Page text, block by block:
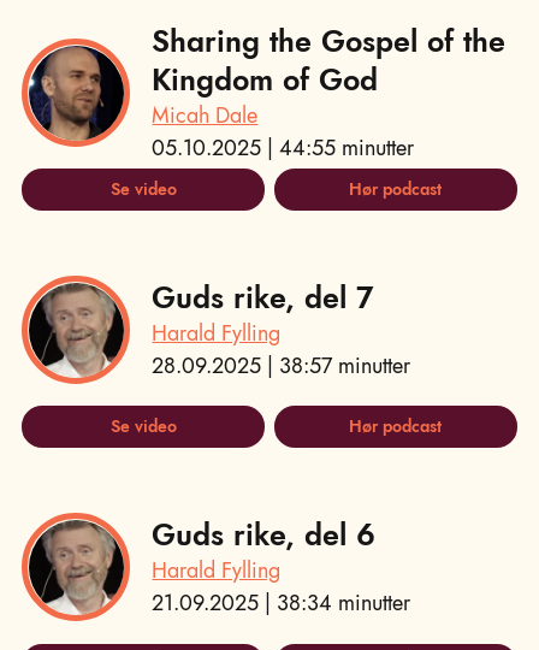
Sharing the Gospel of the
Kingdom of God
Micah Dale
05.10.2025 | 44:55 minutter
Se video Hør podcast
Guds rike, del 7
Harald Fylling
28.09.2025 | 38:57 minutter
Se video Hør podcast
Guds rike, del 6
Harald Fylling
21.09.2025 | 38:34 minutter